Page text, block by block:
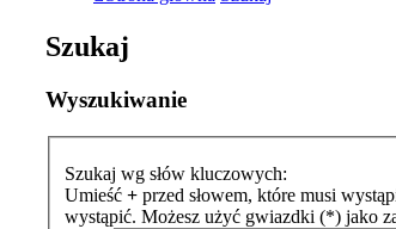
Szukaj
Wyszukiwanie
Szukaj wg słów kluczowych:
Umieść + przed słowem, które musi
wystąpić. Możesz użyć gwiazdki (*) jako